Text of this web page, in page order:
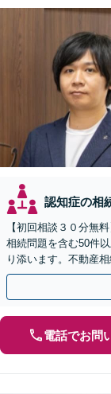
認知症の相
【初回相談３０分無
相続問題を含む50件
り添います。不動産
のご家族ともWEB相
電話でお問